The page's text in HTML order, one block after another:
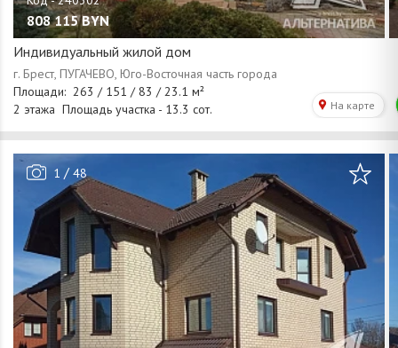
808 115 BYN
Индивидуальный жилой дом
1 / 48